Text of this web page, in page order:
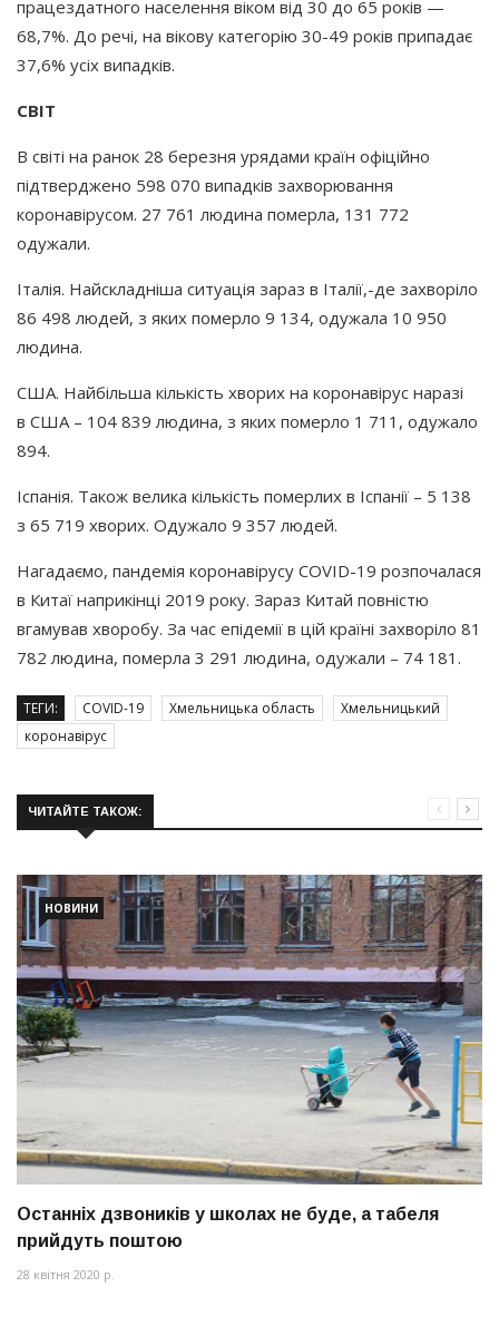
працездатного населення віком від 30 до 65 років —
68,7%. До речі, на вікову категорію 30-49 років припадає
37,6% усіх випадків.
СВІТ
В світі на ранок 28 березня урядами країн офіційно
підтверджено 598 070 випадків захворювання
коронавірусом. 27 761 людина померла, 131 772
одужали.
Італія. Найскладніша ситуація зараз в Італії,-де захворіло
86 498 людей, з яких померло 9 134, одужала 10 950
людина.
США. Найбільша кількість хворих на коронавірус наразі
в США – 104 839 людина, з яких померло 1 711, одужало
894.
Іспанія. Також велика кількість померлих в Іспанії – 5 138
з 65 719 хворих. Одужало 9 357 людей.
Нагадаємо, пандемія коронавірусу COVID-19 розпочалася
в Китаї наприкінці 2019 року. Зараз Китай повністю
вгамував хворобу. За час епідемії в цій країні захворіло 81
782 людина, померла 3 291 людина, одужали – 74 181.
ТЕГИ: COVID-19 Хмельницька область
Хмельницький
коронавірус
ЧИТАЙТЕ ТАКОЖ:
НОВИНИ
Останніх дзвоників у школах не буде, а табеля
прийдуть поштою
28 квітня 2020 р.